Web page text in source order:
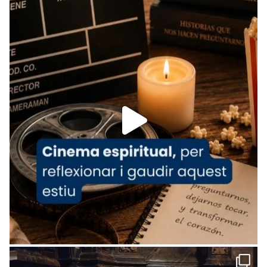
Recupera l'entrevista comp
Vatican
tican News 👇
www.vaticannews.va/es/iglesia/news/2026-
07/carmina-historia-depresion-papa-viaje-
espana-testimoni...
Foto
View on Facebook · Share
Arquebisbat de Barcelona
1 week ago
«Avui les santes Juliana i Semproniana ens
ajuden a alçar la mirada»
Mons. Sergi Gordo, bisbe de Tortosa, ha
presidit aquest 27 de juliol la missa de Les
Santes de Mataró.